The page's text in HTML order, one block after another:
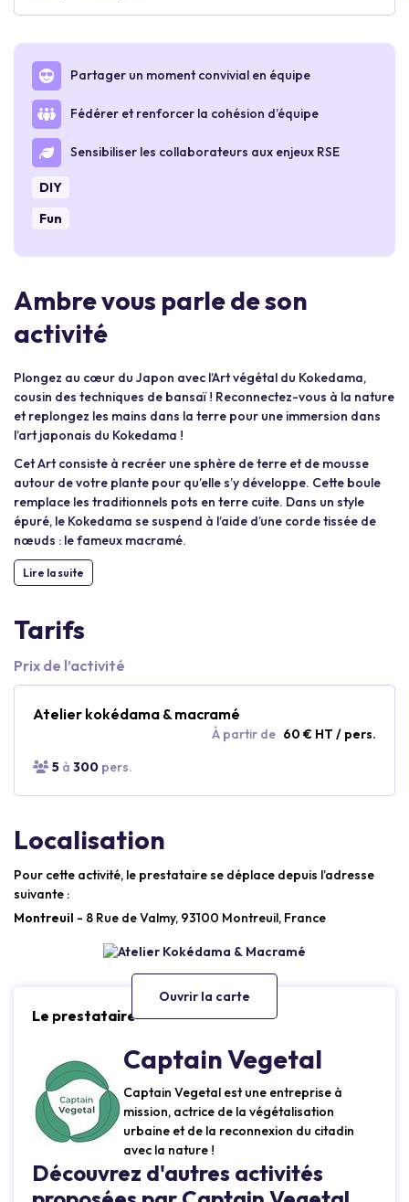
Partager un moment convivial en équipe
Fédérer et renforcer la cohésion d’équipe
Sensibiliser les collaborateurs aux enjeux RSE
DIY
Fun
Ambre vous parle de son
activité
Plongez au cœur du Japon avec l’Art végétal du Kokedama,
cousin des techniques de bansaï ! Reconnectez-vous à la nature
et replongez les mains dans la terre pour une immersion dans
l’art japonais du Kokedama !
Cet Art consiste à recréer une sphère de terre et de mousse
autour de votre plante pour qu’elle s’y développe. Cette boule
remplace les traditionnels pots en terre cuite. Dans un style
épuré, le Kokedama se suspend à l’aide d’une corde tissée de
nœuds : le fameux macramé.
Lire la suite
Tarifs
Prix de l’activité
Atelier kokédama & macramé
À partir de 60 € HT / pers.
5 à 300 pers.
Localisation
Pour cette activité, le prestataire se déplace depuis l’adresse
suivante :
Montreuil - 8 Rue de Valmy, 93100 Montreuil, France
Ouvrir la carte
Le prestataire
Captain Vegetal
Captain Vegetal est une entreprise à
mission, actrice de la végétalisation
urbaine et de la reconnexion du citadin
avec la nature !
Découvrez d'autres activités